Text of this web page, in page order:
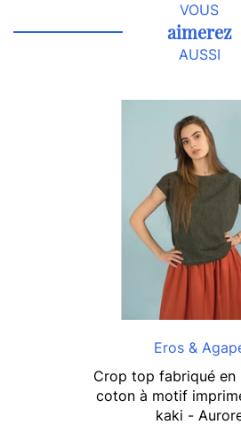
VOUS
aimerez
AUSSI
Eros &
Crop top fabriqué en
coton à motif
kaki -